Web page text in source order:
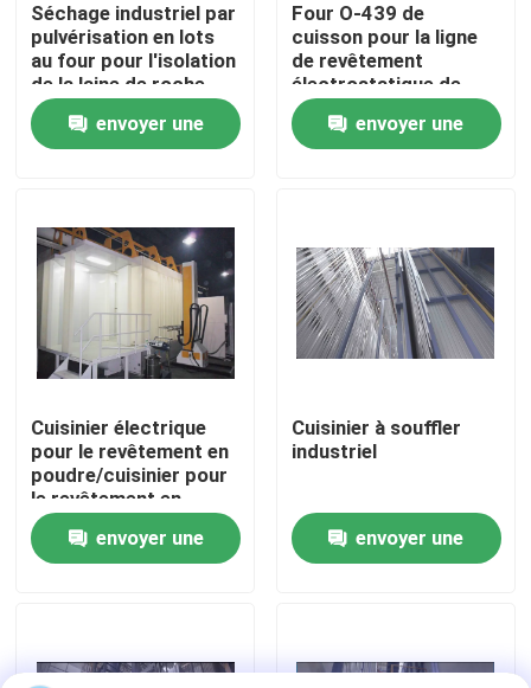
Maison
VR Show
Séchage industriel par
pulvérisation en lots
au four pour l'isolation
de la laine de roche
envoyer une
Four O-439 de
cuisson pour la ligne
de revêtement
électrostatique de
poudre et la ligne de
peinture de jet
envoyer une
Cuisinier électrique
pour le revêtement en
poudre/cuisinier pour
le revêtement en
poudre de machine à
pulvérisation
électrostatique
envoyer une
Cuisinier à souffler
industriel
envoyer une